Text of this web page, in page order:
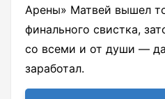
Арены» Матвей вышел
финального свистка,
со всеми и от души —
заработал.